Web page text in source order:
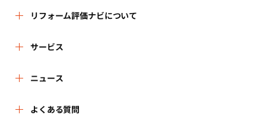
リフォーム評価ナビについて
リフォーム評価ナビとは
運営体制
はじめての方へ
サービス
リフォーム会社を探す
リフォーム事例を見る
ニュース
新着情報
よくある質問